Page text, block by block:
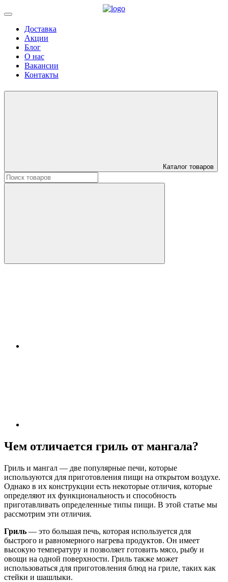
Доставка
Акции
Блог
О нас
Вакансии
Контакты
Каталог товаров
Искать:
Чем отличается гриль от мангала?
Гриль и мангал — две популярные печи, которые
используются для приготовления пищи на открытом воздухе.
Однако в их конструкции есть некоторые отличия, которые
определяют их функциональность и способность
приготавливать определенные типы пищи. В этой статье мы
рассмотрим эти отличия.
Гриль — это большая печь, которая используется для
быстрого и равномерного нагрева продуктов. Он имеет
высокую температуру и позволяет готовить мясо, рыбу и
овощи на одной поверхности. Гриль также может
использоваться для приготовления блюд на гриле, таких как
стейки и шашлыки.